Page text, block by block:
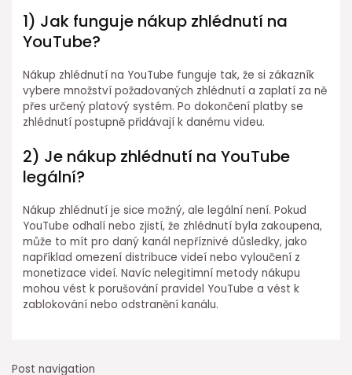
1) Jak funguje nákup zhlédnutí na
YouTube?
Nákup zhlédnutí na YouTube funguje tak, že si zákazník
vybere množství požadovaných zhlédnutí a zaplatí za ně
přes určený platový systém. Po dokončení platby se
zhlédnutí postupně přidávají k danému videu.
2) Je nákup zhlédnutí na YouTube
legální?
Nákup zhlédnutí je sice možný, ale legální není. Pokud
YouTube odhalí nebo zjistí, že zhlédnutí byla zakoupena,
může to mít pro daný kanál nepříznivé důsledky, jako
například omezení distribuce videí nebo vyloučení z
monetizace videí. Navíc nelegitimní metody nákupu
mohou vést k porušování pravidel YouTube a vést k
zablokování nebo odstranění kanálu.
Post navigation